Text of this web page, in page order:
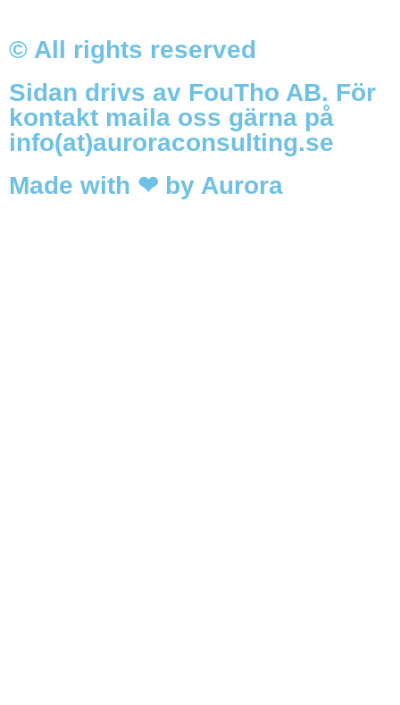
© All rights reserved
Sidan drivs av FouTho AB. För
kontakt maila oss gärna på
info(at)auroraconsulting.se
Made with ❤ by Aurora